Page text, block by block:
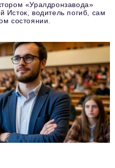
«Уралдронзавода»
Исток, водитель погиб, сам
состоянии.